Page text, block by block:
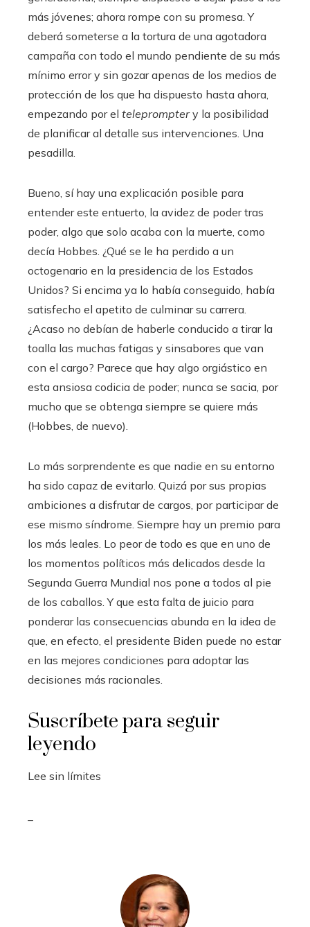
más jóvenes; ahora rompe con su promesa. Y
deberá someterse a la tortura de una agotadora
campaña con todo el mundo pendiente de su más
mínimo error y sin gozar apenas de los medios de
protección de los que ha dispuesto hasta ahora,
empezando por el telepromptery la posibilidad
de planificar al detalle sus intervenciones. Una
pesadilla.
Bueno, sí hay una explicación posible para
entender este entuerto, la avidez de poder tras
poder, algo que solo acaba con la muerte, como
decía Hobbes. ¿Qué se le ha perdido a un
octogenario en la presidencia de los Estados
Unidos? Si encima ya lo había conseguido, había
satisfecho el apetito de culminar su carrera.
¿Acaso no debían de haberle conducido a tirar la
toalla las muchas fatigas y sinsabores que van
con el cargo? Parece que hay algo orgiástico en
esta ansiosa codicia de poder; nunca se sacia, por
mucho que se obtenga siempre se quiere más
(Hobbes, de nuevo).
Lo más sorprendente es que nadie en su entorno
ha sido capaz de evitarlo. Quizá por sus propias
ambiciones a disfrutar de cargos, por participar de
ese mismo síndrome. Siempre hay un premio para
los más leales. Lo peor de todo es que en uno de
los momentos políticos más delicados desde la
Segunda Guerra Mundial nos pone a todos al pie
de los caballos. Y que esta falta de juicio para
ponderar las consecuencias abunda en la idea de
que, en efecto, el presidente Biden puede no estar
en las mejores condiciones para adoptar las
decisiones más racionales.
Suscríbete para seguir
leyendo
Lee sin límites